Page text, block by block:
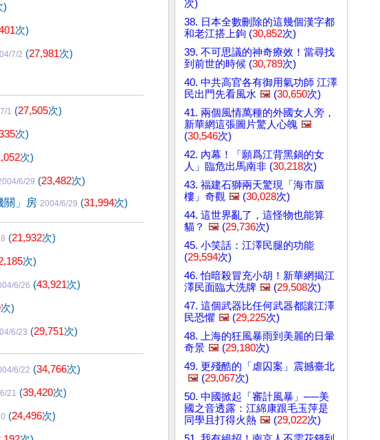
)
次)
7/2 (27,981次)
1 (27,505次)
次)
次)
6/29 (23,482次)
關」房 2004/6/29 (31,994次)
(21,932次)
次)
6/26 (43,921次)
次)
6/23 (29,751次)
6/22 (34,766次)
21 (39,420次)
(24,496次)
次)
38. 日本全數刪除的這幾個漢字都
和老江搭上鉤 (30,852次)
39. 不可思議的神奇療效！當尋找
到前世的時候 (30,789次)
40. 中共高官各有御用氣功師 江澤
民出門先看風水 🖼️ (30,650次)
41. 兩個風情萬種的外國女人旁，
新華網這張圖片驚人心魄 🖼️
(30,546次)
42. 內幕！「願爲江背黑鍋的女
人」臨危出馬南非 (30,218次)
43. 福建石獅兩天驚現「海市蜃
樓」奇觀 🖼️ (30,028次)
44. 這世界亂了，這怪物也能算
貓？ 🖼️ (29,736次)
45. 小笑話：江澤民腿的功能
(29,594次)
46. 怕暗殺冒充小胡！新華網揭江
澤民面臨大洗牌 🖼️ (29,508次)
47. 這個武器比任何武器都讓江澤
民恐懼 🖼️ (29,225次)
48. 上海的狂風暴雨到美麗的日暈
奇景 🖼️ (29,180次)
49. 更殘酷的「虐囚案」震撼臺北
🖼️ (29,067次)
50. 中國掀起「審計風暴」──美
國之音透露：江綿康跟毛玉萍是
同學且打得火熱 🖼️ (29,022次)